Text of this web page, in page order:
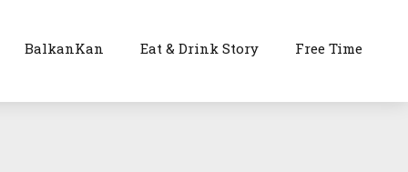
BalkanKan Eat & Drink Story Free Time